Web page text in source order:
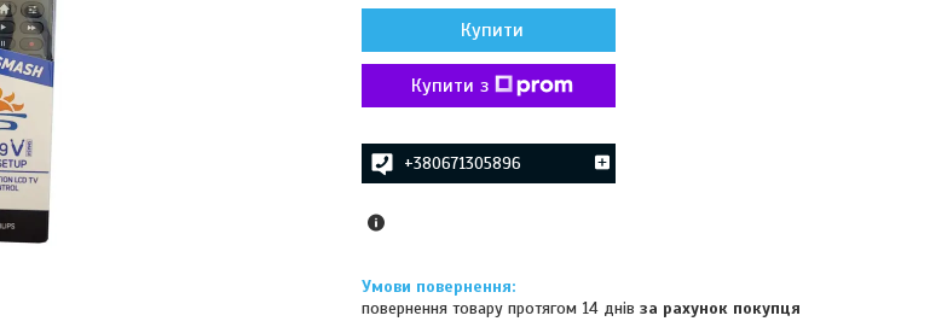
Купити
Купити з
+380671305896
повернення товару протягом 14 днівза рахунок покупця